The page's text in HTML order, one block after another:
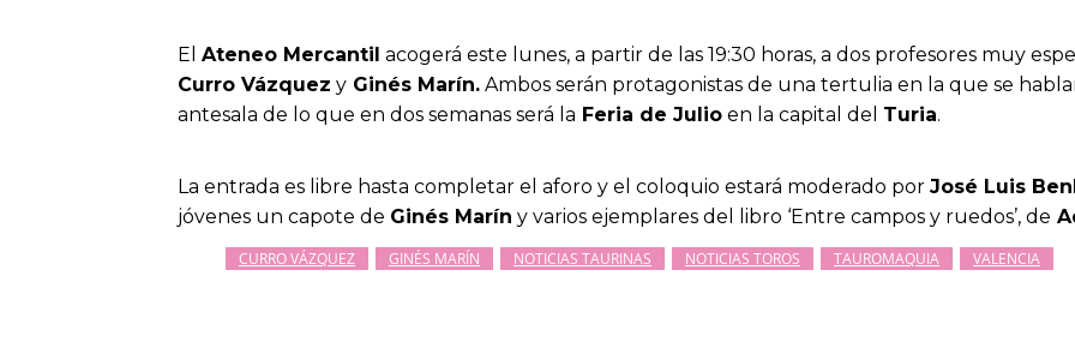
El Ateneo Mercantil acogerá este lunes, a partir de las 19:30 horas, a dos profesores muy
Curro Vázquez y Ginés Marín. Ambos serán protagonistas de una tertulia en la que se
antesala de lo que en dos semanas será la Feria de Julio en la capital del Turia.
La entrada es libre hasta completar el aforo y el coloquio estará moderado por José Luis
jóvenes un capote de Ginés Marín y varios ejemplares del libro ‘Entre campos y ruedos’, de
CURRO VÁZQUEZ GINÉS MARÍN NOTICIAS TAURINAS NOTICIAS TOROS TAUROMAQUIA VALENCIA